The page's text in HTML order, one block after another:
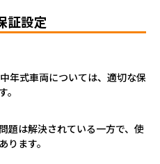
証設定
年式車両については、適切な保
題は解決されている一方で、使
ます。